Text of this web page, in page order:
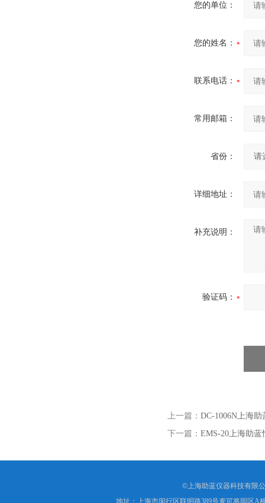
您的单位：
您的姓名：
联系电话：
常用邮箱：
省份：
详细地址：
补充说明：
验证码：
上一篇： DC-1006N上海
下一篇： EMS-20上海助
©上海助蓝仪器科技有限
地址：上海市闵行区联明路389号麦可将园区A